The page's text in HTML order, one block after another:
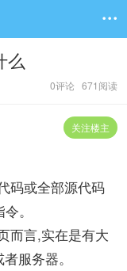

么
0评论 671阅读
关注楼主
码或全部源代码
。
而言,实在是有大
服务器。